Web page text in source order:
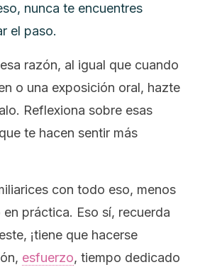
nunca te encuentres
el paso.
razón, al igual que cuando
o una exposición oral, hazte
Reflexiona sobre esas
te hacen sentir más
con todo eso, menos
práctica. Eso sí, recuerda
¡tiene que hacerse
esfuerzo, tiempo dedicado